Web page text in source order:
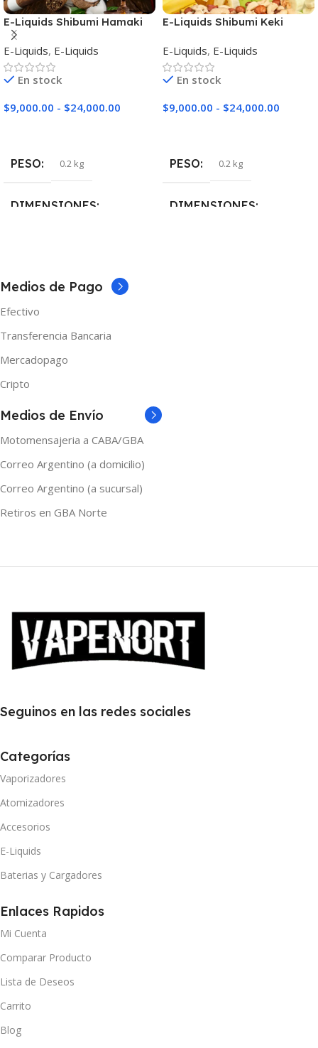
E-Liquids Shibumi Hamaki
Amai
E-Liquids, E-Liquids
En stock
$9,000.00 - $24,000.00
PESO 0.2 kg
DIMENSIONES
NICOTINA
0mg,3mg
MARCAS
120ml,30ml,60ml
E-Liquids Shibumi Keki
E-Liquids, E-Liquids
En stock
$9,000.00 - $24,000.00
PESO 0.2 kg
DIMENSIONES
Medios de Pago
Efectivo
Transferencia Bancaria
Mercadopago
Cripto
Medios de Envío
Motomensajeria a CABA/GBA
Correo Argentino (a domicilio)
Correo Argentino (a sucursal)
Retiros en GBA Norte
Seguinos en las redes sociales
Categorías
Vaporizadores
Atomizadores
Accesorios
E-Liquids
Baterias y Cargadores
Enlaces Rapidos
Mi Cuenta
Comparar Producto
Lista de Deseos
Carrito
Blog